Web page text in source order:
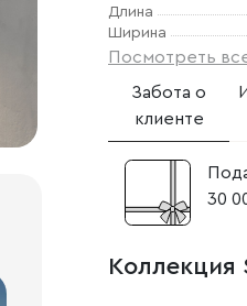
Длина
Ширина
Посмотреть
Забота о
клиенте
30
Коллекция